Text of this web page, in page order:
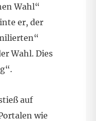
Wahl“
er, der
Wahl. Dies
auf
wie